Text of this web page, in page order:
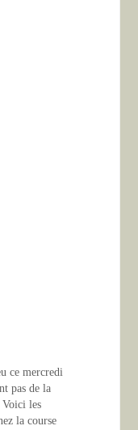
ce mercredi
pas de la
les
la course